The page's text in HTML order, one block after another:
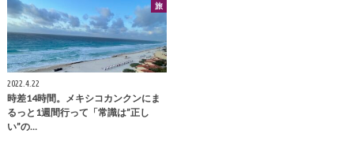
旅
2022.4.22
時差14時間。メキシコカンクンにま
るっと1週間行って「常識は”正し
い”の…